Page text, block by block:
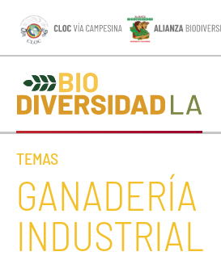
TEMAS
GANADERÍA
INDUSTRIAL